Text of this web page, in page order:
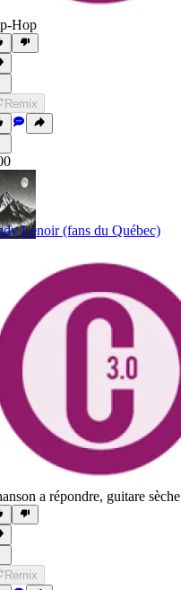
Hop
Remix
Lenoir (fans du Québec)
a répondre, guitare sèche
Remix